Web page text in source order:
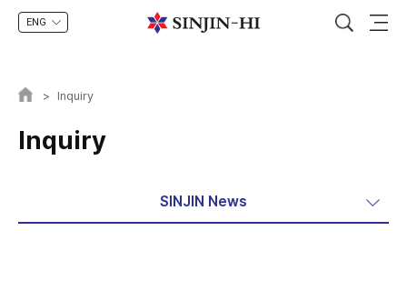
ENG
> Inquiry
Inquiry
SINJIN News